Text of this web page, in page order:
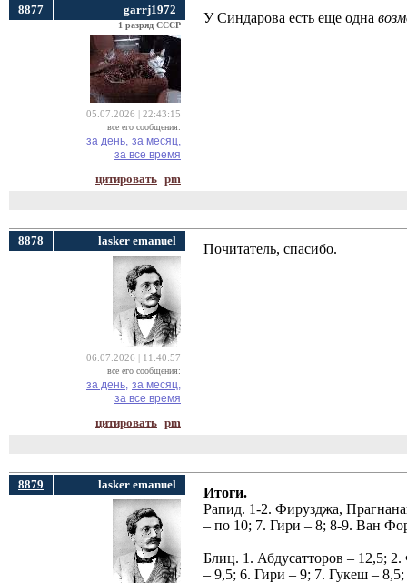
8877 garrj1972
1 разряд СССР
05.07.2026 | 22:43:15
все его сообщения:
за день, за месяц,
за все время
цитировать pm
У Синдарова есть еще одна
8878 lasker emanuel
06.07.2026 | 11:40:57
все его сообщения:
за день, за месяц,
за все время
цитировать pm
Почитатель, спасибо.
8879 lasker emanuel
Итоги.
Рапид. 1-2. Фирузджа,
– по 10; 7. Гири – 8; 8-9. Ван
Блиц. 1. Абдусатторов – 12,5;
– 9,5; 6. Гири – 9; 7. Гукеш –